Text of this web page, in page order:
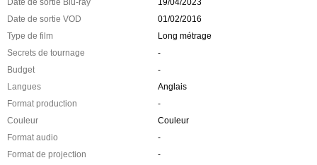
Date de sortie Blu-ray
19/04/2023
Date de sortie VOD
01/02/2016
Type de film
Long métrage
Secrets de tournage
-
Budget
-
Langues
Anglais
Format production
-
Couleur
Couleur
Format audio
-
Format de projection
-